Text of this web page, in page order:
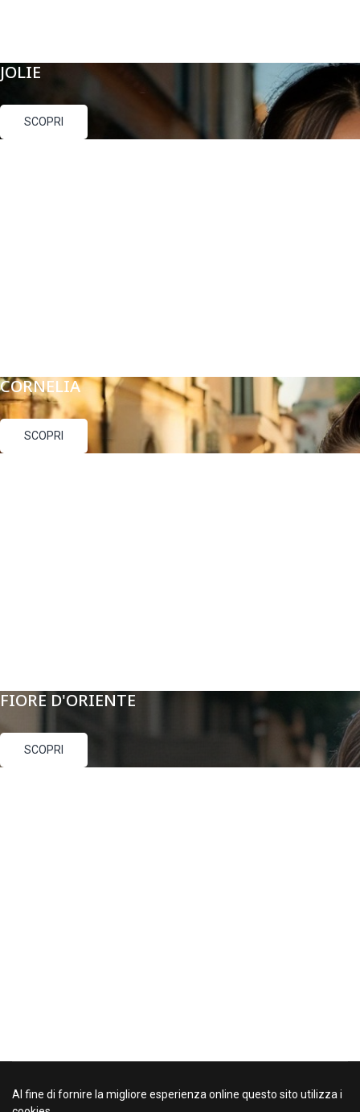
JOLIE
SCOPRI
CORNELIA
SCOPRI
FIORE D'ORIENTE
SCOPRI
Al fine di fornire la migliore esperienza online questo sito utilizza i